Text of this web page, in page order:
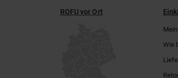
ROFU vor Ort
Wie